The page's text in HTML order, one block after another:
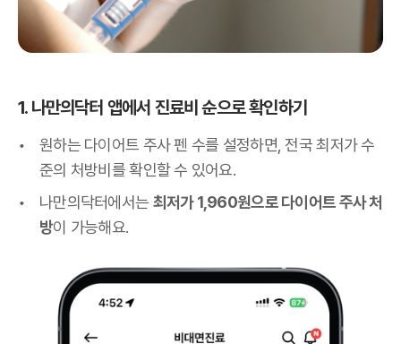
1. 나만의닥터 앱에서 진료비 순으로 확인하기
원하는 다이어트 주사 펜 수를 설정하면, 전국 최저가 수
준의 처방비를 확인할 수 있어요.
나만의닥터에서는 최저가 1,960원으로 다이어트 주사 처
방이 가능해요.